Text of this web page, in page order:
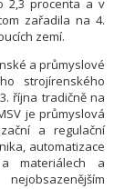
2,3 procenta a v
zařadila na 4.
zemí.
a průmyslové
strojírenského
října tradičně na
je průmyslová
a regulační
automatizace
materiálech a